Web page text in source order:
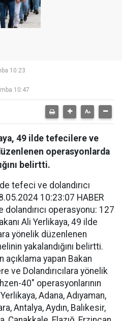
10:23
10:47
49 ilde tefecilere ve
operasyonlarda
belirtti.
tefeci ve dolandırıcı
10:23:07 HABER
operasyonu: 127
Ali Yerlikaya, 49 ilde
yönelik düzenlenen
yakalandığını belirtti.
açıklama yapan Bakan
ve Dolandırıcılara yönelik
40" operasyonlarının
Adana, Adıyaman,
Antalya, Aydın, Balıkesir,